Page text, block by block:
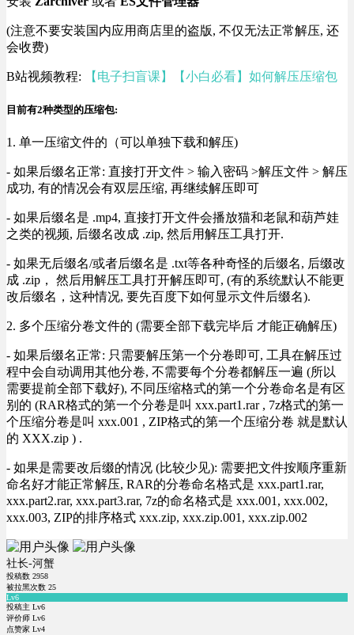
(注意不要安装国内应用商店里的盗版, 不仅无法正常解压, 还
会收费)
B站视频教程: 【电子扫盲课】【小白必看】如何解压压缩包
目前有2种类型的压缩包:
1. 单一压缩文件的（可以单独下载和解压)
- 如果后缀名正常: 直接打开文件 > 输入密码 >解压文件 > 解压
成功, 有的情况会有双层压缩, 再继续解压即可
- 如果后缀名是 .mp4, 直接打开文件会播放猫和老鼠和葫芦娃
之类的视频, 后缀名改成 .zip, 然后用解压工具打开.
- 如果无后缀名/或者后缀名是 .txt等各种奇怪的后缀名, 后缀改
成 .zip， 然后用解压工具打开解压即可, (有的系统默认不能更
改后缀名，这种情况, 要先百度下如何显示文件后缀名).
2. 多个压缩分卷文件的 (需要全部下载完毕后 才能正确解压)
- 如果后缀名正常: 只需要解压第一个分卷即可, 工具在解压过
程中会自动调用其他分卷, 不需要每个分卷都解压一遍 (所以
需要提前全部下载好), 不同压缩格式的第一个分卷命名是有区
别的 (RAR格式的第一个分卷是叫 xxx.part1.rar , 7z格式的第一
个压缩分卷是叫 xxx.001 , ZIP格式的第一个压缩分卷 就是默认
的 XXX.zip ) .
- 如果是需要改后缀的情况 (比较少见): 需要把文件按顺序重新
命名好才能正常解压, RAR的分卷命名格式是 xxx.part1.rar,
xxx.part2.rar, xxx.part3.rar, 7z的命名格式是 xxx.001, xxx.002,
xxx.003, ZIP的排序格式 xxx.zip, xxx.zip.001, xxx.zip.002
社长-河蟹
投稿数 2958
被拉黑次数 25
Lv6
投稿主 Lv6
评价师 Lv6
点赞家 Lv4